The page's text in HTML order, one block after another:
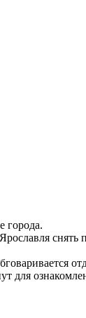
города.
для